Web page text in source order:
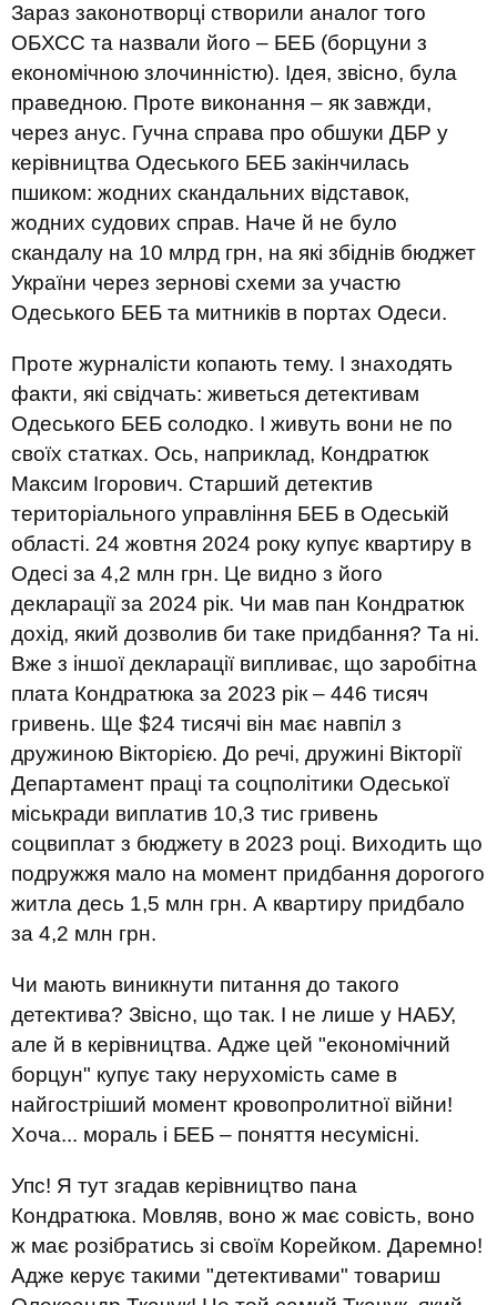
Зараз законотворці створили аналог того
ОБХСС та назвали його – БЕБ (борцуни з
економічною злочинністю). Ідея, звісно, була
праведною. Проте виконання – як завжди,
через анус. Гучна справа про обшуки ДБР у
керівництва Одеського БЕБ закінчилась
пшиком: жодних скандальних відставок,
жодних судових справ. Наче й не було
скандалу на 10 млрд грн, на які збіднів бюджет
України через зернові схеми за участю
Одеського БЕБ та митників в портах Одеси.
Проте журналісти копають тему. І знаходять
факти, які свідчать: живеться детективам
Одеського БЕБ солодко. І живуть вони не по
своїх статках. Ось, наприклад, Кондратюк
Максим Ігорович. Старший детектив
територіального управління БЕБ в Одеській
області. 24 жовтня 2024 року купує квартиру в
Одесі за 4,2 млн грн. Це видно з його
декларації за 2024 рік. Чи мав пан Кондратюк
дохід, який дозволив би таке придбання? Та ні.
Вже з іншої декларації випливає, що заробітна
плата Кондратюка за 2023 рік – 446 тисяч
гривень. Ще $24 тисячі він має навпіл з
дружиною Вікторією. До речі, дружині Вікторії
Департамент праці та соцполітики Одеської
міськради виплатив 10,3 тис гривень
соцвиплат з бюджету в 2023 році. Виходить що
подружжя мало на момент придбання дорогого
житла десь 1,5 млн грн. А квартиру придбало
за 4,2 млн грн.
Чи мають виникнути питання до такого
детектива? Звісно, що так. І не лише у НАБУ,
але й в керівництва. Адже цей "економічний
борцун" купує таку нерухомість саме в
найгостріший момент кровопролитної війни!
Хоча... мораль і БЕБ – поняття несумісні.
Упс! Я тут згадав керівництво пана
Кондратюка. Мовляв, воно ж має совість, воно
ж має розібратись зі своїм Корейком. Даремно!
Адже керує такими "детективами" товариш